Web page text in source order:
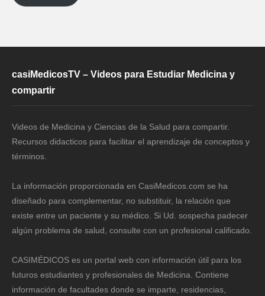
casiMedicosTV – Videos para Estudiar Medicina y
compartir
Videos de Medicina y Ciencias de la Salud para compartir.
Recursos didacticos para facilitar el aprendizaje de conceptos y
términos.
La información proporcionada en CasiMedicos.com se ha
diseñado para complementar, no substituir, la relación que
existe entre un paciente y su médico. Si Ud. sospecha padecer
algún problema de salud, consulte con un profesional calificado.
CASIMÉDICOS es un portal web con información útil para los
futuros estudiantes y profesionales de Medicina. Contiene
información de facultades donde se imparte, residencias,